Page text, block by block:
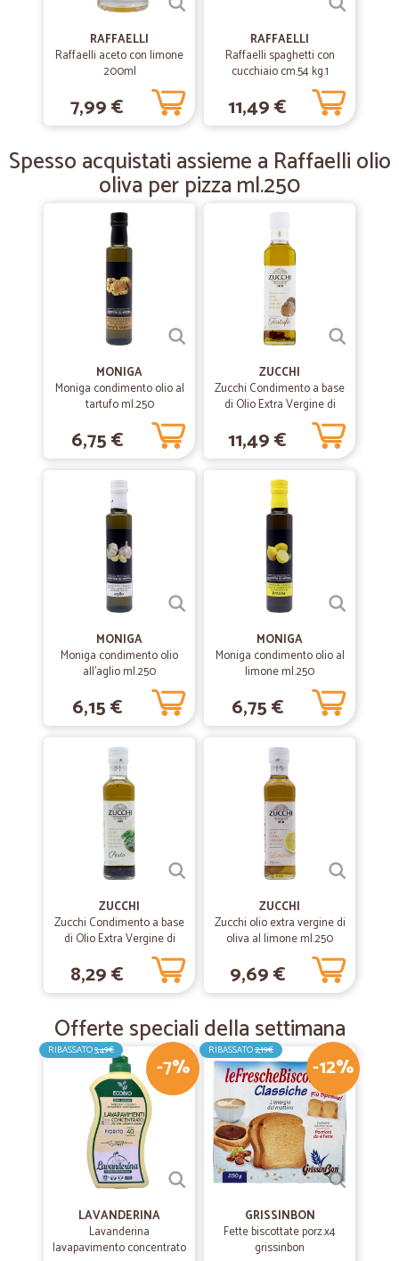
Orzo al ginseng
Servizio rapidissimo . Prodotto veramente ok... Consigliatissimo...
Sono rimasto molto soddisfatto del…
Sono rimasto molto soddisfatto del prodotto e dei tempi di consegna
RAFFAELLI
Raffaelli aceto con limone
200ml
7,99 €
RAFFAELLI
Raffaelli spaghetti con
cucchiaio cm.54 kg.1
11,49 €
Spesso acquistati assieme a Raffaelli olio
oliva per pizza ml.250
MONIGA
Moniga condimento olio al
tartufo ml.250
6,75 €
ZUCCHI
Zucchi Condimento a base
di Olio Extra Vergine di
Oliva aromatizzato al
Tartufo 250 ml
11,49 €
MONIGA
Moniga condimento olio
all'aglio ml.250
6,15 €
MONIGA
Moniga condimento olio al
limone ml.250
6,75 €
ZUCCHI
Zucchi Condimento a base
di Olio Extra Vergine di
Oliva al Pesto ml.150
8,29 €
ZUCCHI
Zucchi olio extra vergine di
oliva al limone ml.250
9,69 €
Offerte speciali della settimana
-7%
RIBASSATO3,49€
LAVANDERINA
Lavanderina
lavapavimento concentrato
-12%
RIBASSATO2,19€
GRISSINBON
Fette biscottate porz.x4
grissinbon